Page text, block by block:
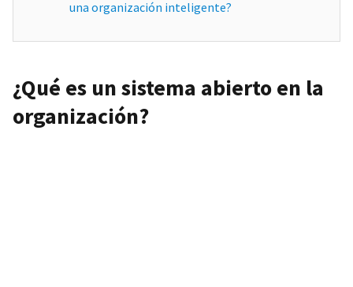
una organización inteligente?
¿Qué es un sistema abierto en la
organización?